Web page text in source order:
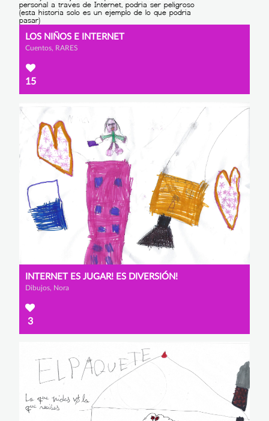
LOS NIÑOS E INTERNET
Cuentos, RARES
15
INTERNET ES JUGAR! ES DIVERSIÓN!
Dibujos, Nora
3